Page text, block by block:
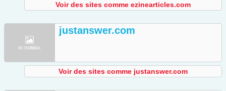
Voir des sites comme ezinearticles.com
justanswer.com
Voir des sites comme justanswer.com